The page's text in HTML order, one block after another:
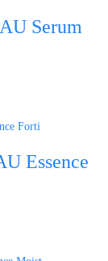
Serum
Essence